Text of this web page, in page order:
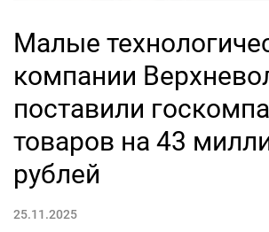
Малые
компании
поставили
товаров на 43
рублей
25.11.2025